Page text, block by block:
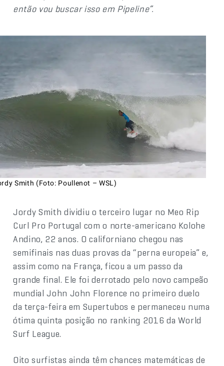
então vou buscar isso em Pipeline”.
Smith (Foto: Poullenot – WSL)
Jordy Smith dividiu o terceiro lugar no Meo Rip
Curl Pro Portugal com o norte-americano Kolohe
Andino, 22 anos. O californiano chegou nas
semifinais nas duas provas da “perna europeia” e,
assim como na França, ficou a um passo da
grande final. Ele foi derrotado pelo novo campeão
mundial John John Florence no primeiro duelo
da terça-feira em Supertubos e permaneceu numa
ótima quinta posição no ranking 2016 da World
Surf League.
Oito surfistas ainda têm chances matemáticas de